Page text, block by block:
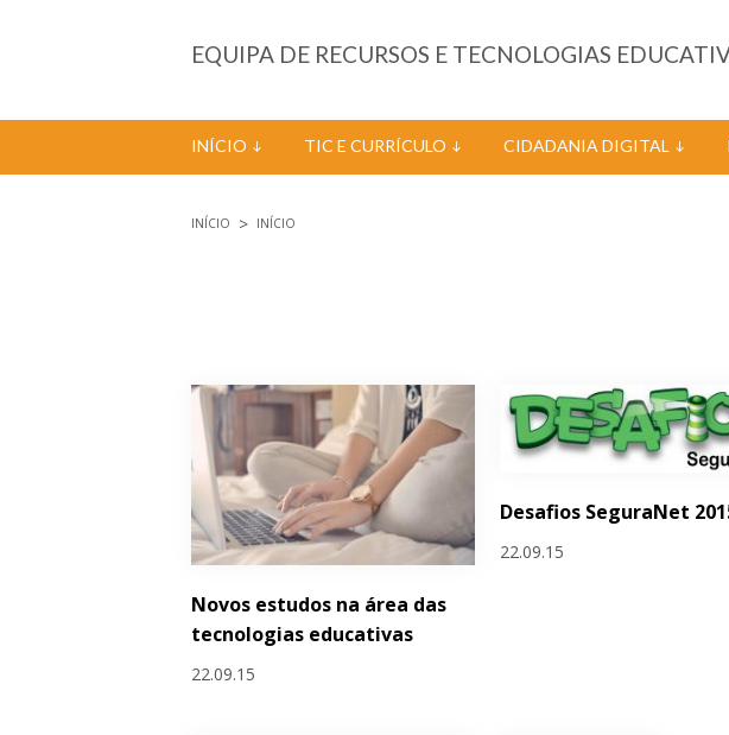
EQUIPA DE RECURSOS E TECNOLOGIAS
INÍCIO TIC E CURRÍCULO CIDADANIA DIGITAL
INÍCIO INÍCIO
Novos estudos na área das
tecnologias educativas
22.09.15
Desafios SeguraNet
22.09.15
Páginas